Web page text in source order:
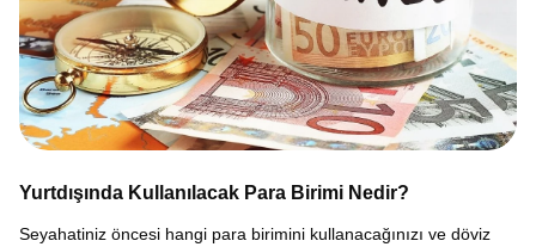
Yurtdışında Kullanılacak Para Birimi Nedir?
Seyahatiniz öncesi hangi para birimini kullanacağınızı ve döviz